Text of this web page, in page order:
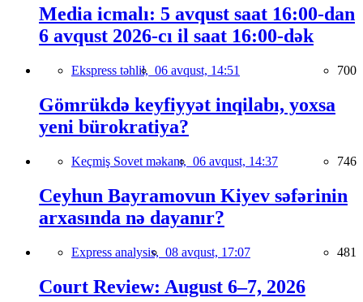
Media icmalı: 5 avqust saat 16:00-dan
6 avqust 2026-cı il saat 16:00-dək
Ekspress təhlil, 06 avqust, 14:51 700
Gömrükdə keyfiyyət inqilabı, yoxsa
yeni bürokratiya?
Keçmiş Sovet məkanı, 06 avqust, 14:37 746
Ceyhun Bayramovun Kiyev səfərinin
arxasında nə dayanır?
Express analysis, 08 avqust, 17:07 481
Court Review: August 6–7, 2026